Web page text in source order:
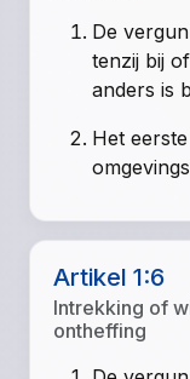
De
tenzij bij
anders is
Het
Artikel 1:6
Intrekking of
ontheffing